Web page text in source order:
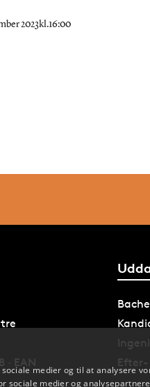
2023kl.16:00
· EAN
medier og til at analysere
sociale medier og